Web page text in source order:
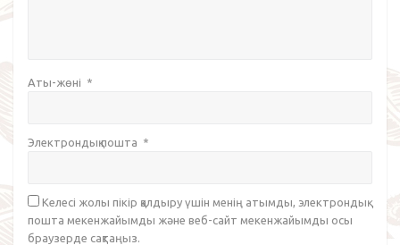
Аты-жөні *
Электрондық пошта *
Келесі жолы пікір қалдыру үшін менің атымды, электрондық
пошта мекенжайымды және веб-сайт мекенжайымды осы
браузерде сақтаңыз.